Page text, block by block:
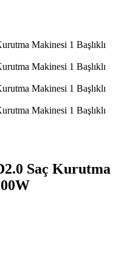
Saç Kurutma